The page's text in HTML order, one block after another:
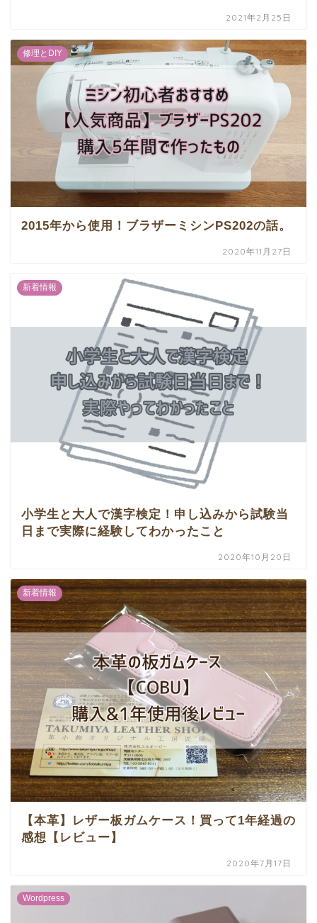
2021年2月25日
修理とDIY
2015年から使用！ブラザーミシンPS202の話。
2020年11月27日
新着情報
小学生と大人で漢字検定！申し込みから試験当
日まで実際に経験してわかったこと
2020年10月20日
新着情報
【本革】レザー板ガムケース！買って1年経過の
感想【レビュー】
2020年7月17日
Wordpress